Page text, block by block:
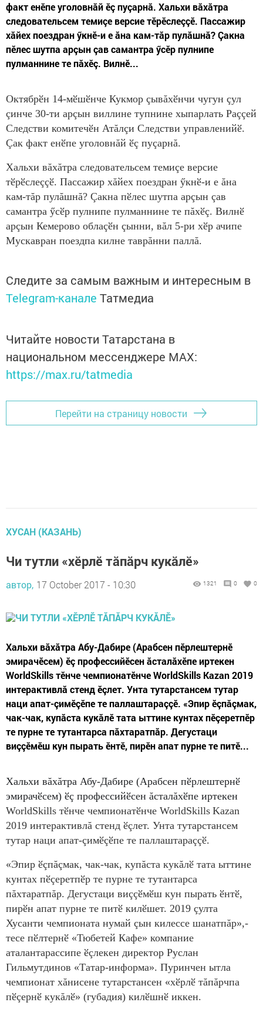
факт енӗпе уголовнăй ӗç пуçарнă. Хальхи вăхăтра
следовательсем темиçе версие тӗрӗслеççӗ. Пассажир
хăйех поездран ӳкнӗ-и е ăна кам-тăр пулăшнă? Çакна
пӗлес шутпа арçын çав самантра ӳсӗр пулнипе
пулманнине те пăхӗç. Вилнӗ...
Октябрӗн 14-мӗшӗнче Кукмор çывăхӗнчи чугун çул
çинче 30-ти арçын виллине тупнине хыпарлать Раççей
Следстви комитечӗн Атăлçи Следстви управленийӗ.
Çак факт енӗпе уголовнăй ӗç пуçарнă.
Хальхи вăхăтра следовательсем темиçе версие
тӗрӗслеççӗ. Пассажир хăйех поездран ӳкнӗ-и е ăна
кам-тăр пулăшнă? Çакна пӗлес шутпа арçын çав
самантра ӳсӗр пулнипе пулманнине те пăхӗç. Вилнӗ
арçын Кемерово облаçӗн çынни, вăл 5-ри хӗр ачипе
Мускавран поездпа килне таврăнни паллă.
Следите за самым важным и интересным в
Telegram-канале Татмедиа
Читайте новости Татарстана в
национальном мессенджере MАХ:
https://max.ru/tatmedia
Перейти на страницу новости
ХУСАН (КАЗАНЬ)
Чи тутли «хӗрлӗ тăпăрч кукăлӗ»
автор, 17 October 2017 - 10:30 1321 0 0
Хальхи вăхăтра Абу-Дабире (Арабсен пӗрлештернӗ
эмирачӗсем) ӗç профессийӗсен ăсталăхӗпе иртекен
WorldSkills тӗнче чемпионатӗнче WorldSkills Kazan 2019
интерактивлă стенд ӗçлет. Унта тутарстансем тутар
наци апат-çимӗçӗпе те паллаштараççӗ. «Эпир ӗçпăçмак,
чак-чак, купăста кукăлӗ тата ыттине кунтах пӗçеретпӗр
те пурне те тутантарса пăхтаратпăр. Дегустаци
виççӗмӗш кун пырать ӗнтӗ, пирӗн апат пурне те питӗ...
Хальхи вăхăтра Абу-Дабире (Арабсен пӗрлештернӗ
эмирачӗсем) ӗç профессийӗсен ăсталăхӗпе иртекен
WorldSkills тӗнче чемпионатӗнче WorldSkills Kazan
2019 интерактивлă стенд ӗçлет. Унта тутарстансем
тутар наци апат-çимӗçӗпе те паллаштараççӗ.
«Эпир ӗçпăçмак, чак-чак, купăста кукăлӗ тата ыттине
кунтах пӗçеретпӗр те пурне те тутантарса
пăхтаратпăр. Дегустаци виççӗмӗш кун пырать ӗнтӗ,
пирӗн апат пурне те питӗ килӗшет. 2019 çулта
Хусанти чемпионата нумай çын килессе шанатпăр»,-
тесе пӗлтернӗ «Тюбетей Кафе» компание
аталантарассипе ӗçлекен директор Руслан
Гильмутдинов «Татар-информа». Пуринчен ытла
чемпионат хăнисене тутарстансен «хӗрлӗ тăпăрчпа
пӗçернӗ кукăлӗ» (губадия) килӗшнӗ иккен.